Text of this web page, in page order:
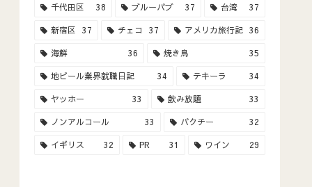
千代田区 38 ブルーパブ 37 台湾 37
新宿区 37 チェコ 37 アメリカ旅行記 36
海鮮 36 焼き鳥 35
地ビール業界就職日記 34 テキーラ 34
ヤッホー 33 飲み放題 33
ノンアルコール 33 パクチー 32
イギリス 32 PR 31 ワイン 29